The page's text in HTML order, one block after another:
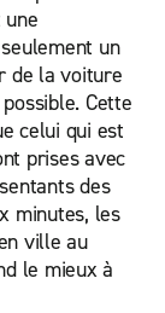
un
de la voiture
Cette
celui qui est
prises avec
des
minutes, les
ville au
le mieux à